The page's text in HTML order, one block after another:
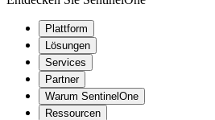
Plattform
Lösungen
Services
Partner
Warum SentinelOne
Ressourcen